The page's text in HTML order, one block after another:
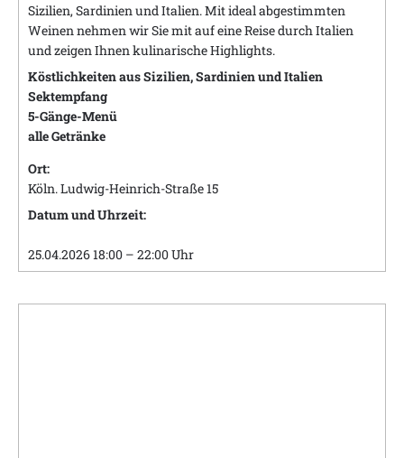
Sizilien, Sardinien und Italien. Mit ideal abgestimmten
Weinen nehmen wir Sie mit auf eine Reise durch Italien
und zeigen Ihnen kulinarische Highlights.
Köstlichkeiten aus Sizilien, Sardinien und Italien
Sektempfang
5-Gänge-Menü
alle Getränke
Ort:
Köln. Ludwig-Heinrich-Straße 15
Datum und Uhrzeit:
25.04.2026 18:00 – 22:00 Uhr